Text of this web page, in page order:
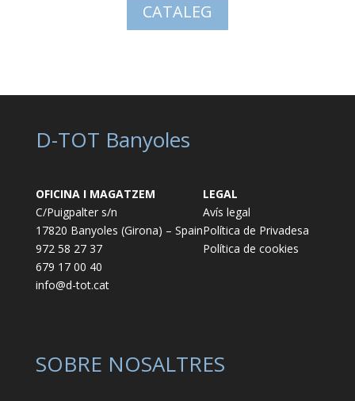
CATALEG
D-TOT Banyoles
OFICINA I MAGATZEM
C/Puigpalter s/n
17820 Banyoles (Girona) – Spain
972 58 27 37
679 17 00 40
info@d-tot.cat
LEGAL
Avís legal
Política de Privadesa
Política de cookies
SOBRE NOSALTRES